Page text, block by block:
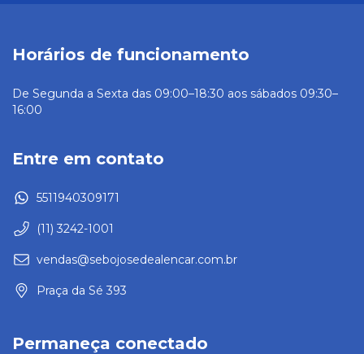
Horários de funcionamento
De Segunda a Sexta das 09:00–18:30 aos sábados 09:30–
16:00
Entre em contato
5511940309171
(11) 3242-1001
vendas@sebojosedealencar.com.br
Praça da Sé 393
Permaneça conectado